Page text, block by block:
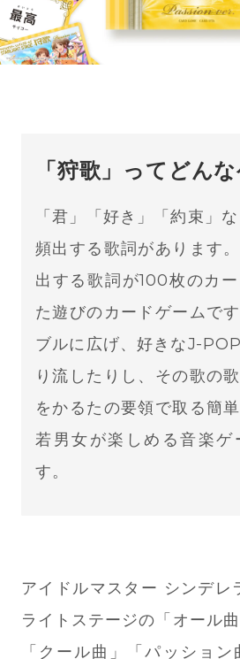
「狩歌」ってどん
「君」「好き」「約束」
頻出する歌詞があります
出する歌詞が100枚のカ
た遊びのカードゲームで
ブルに広げ、好きなJ-
り流したりし、その歌の
をかるたの要領で取る簡
若男女が楽しめる音楽ゲ
す。
アイドルマスター シンデレ
ライトステージの「オール
「クール曲」「パッショ